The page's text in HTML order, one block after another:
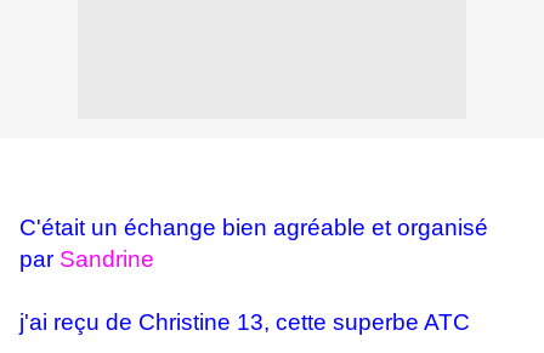
C'était un échange bien agréable et organisé
par Sandrine
j'ai reçu de Christine 13, cette superbe ATC